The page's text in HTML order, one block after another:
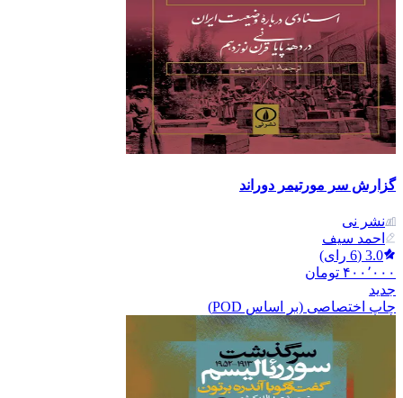
گزارش سر مورتیمر دوراند
نشر نی
احمد سیف
3.0
(
6 رای)
۴۰۰٬۰۰۰ تومان
جدید
چاپ اختصاصی (بر اساس POD)